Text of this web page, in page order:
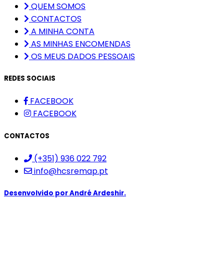
QUEM SOMOS
CONTACTOS
A MINHA CONTA
AS MINHAS ENCOMENDAS
OS MEUS DADOS PESSOAIS
REDES SOCIAIS
FACEBOOK
FACEBOOK
CONTACTOS
(+351) 936 022 792
info@hcsremap.pt
Desenvolvido porAndré Ardeshir.